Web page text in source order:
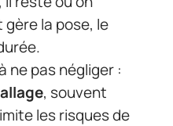
gère la pose, le
ne pas négliger :
, souvent
les risques de